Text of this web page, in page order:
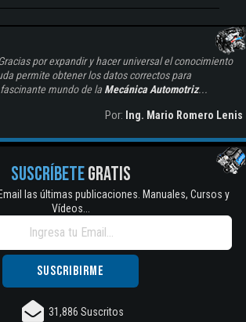
por expandir y hacer universal el conocimiento
permite obtener los datos correctos para
mundo de la Mecánica Automotriz...
Por: Ing. Mario Romero Lenis
SUSCRÍBETEGRATIS
las últimas publicaciones. Manuales, Cursos y
Vídeos...
31,886 Suscritos